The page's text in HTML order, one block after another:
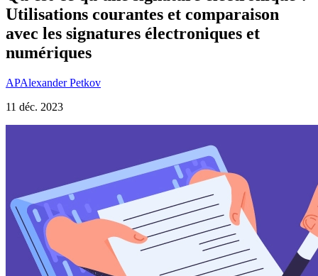
Utilisations courantes et comparaison
avec les signatures électroniques et
numériques
APAlexander Petkov
11 déc. 2023